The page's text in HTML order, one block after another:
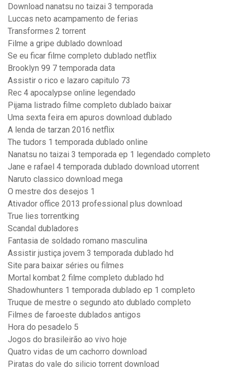
Download nanatsu no taizai 3 temporada
Luccas neto acampamento de ferias
Transformes 2 torrent
Filme a gripe dublado download
Se eu ficar filme completo dublado netflix
Brooklyn 99 7 temporada data
Assistir o rico e lazaro capitulo 73
Rec 4 apocalypse online legendado
Pijama listrado filme completo dublado baixar
Uma sexta feira em apuros download dublado
A lenda de tarzan 2016 netflix
The tudors 1 temporada dublado online
Nanatsu no taizai 3 temporada ep 1 legendado completo
Jane e rafael 4 temporada dublado download utorrent
Naruto classico download mega
O mestre dos desejos 1
Ativador office 2013 professional plus download
True lies torrentking
Scandal dubladores
Fantasia de soldado romano masculina
Assistir justiça jovem 3 temporada dublado hd
Site para baixar séries ou filmes
Mortal kombat 2 filme completo dublado hd
Shadowhunters 1 temporada dublado ep 1 completo
Truque de mestre o segundo ato dublado completo
Filmes de faroeste dublados antigos
Hora do pesadelo 5
Jogos do brasileirão ao vivo hoje
Quatro vidas de um cachorro download
Piratas do vale do silicio torrent download